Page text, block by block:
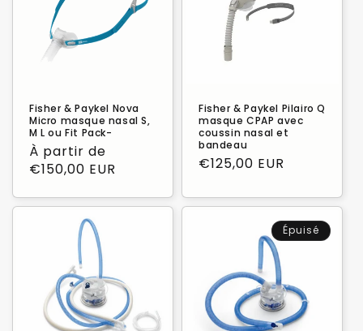
Fisher & Paykel Nova
Micro masque nasal S,
M L ou Fit Pack-
Prix
habituel
À partir de
€150,00 EUR
Fisher & Paykel Pilairo Q
masque CPAP avec
coussin nasal et
bandeau
Prix
€125,00 EUR
Épuisé